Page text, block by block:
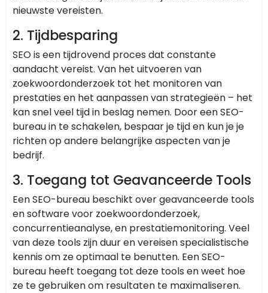
nieuwste vereisten.
2. Tijdbesparing
SEO is een tijdrovend proces dat constante
aandacht vereist. Van het uitvoeren van
zoekwoordonderzoek tot het monitoren van
prestaties en het aanpassen van strategieën – het
kan snel veel tijd in beslag nemen. Door een SEO-
bureau in te schakelen, bespaar je tijd en kun je je
richten op andere belangrijke aspecten van je
bedrijf.
3. Toegang tot Geavanceerde Tools
Een SEO-bureau beschikt over geavanceerde tools
en software voor zoekwoordonderzoek,
concurrentieanalyse, en prestatiemonitoring. Veel
van deze tools zijn duur en vereisen specialistische
kennis om ze optimaal te benutten. Een SEO-
bureau heeft toegang tot deze tools en weet hoe
ze te gebruiken om resultaten te maximaliseren.